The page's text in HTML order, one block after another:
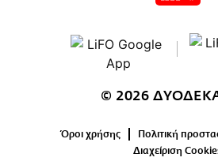
© 2026
Όροι χρήσης
Πολιτική
Διαχείριση